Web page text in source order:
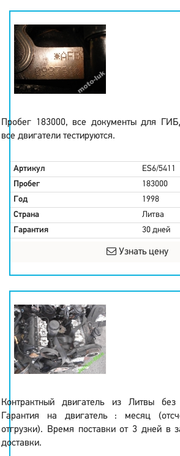
Пробег 183000, все документы для
все двигатели тестируются.
Артикул
ES6/5411
Пробег
183000
Год
1998
Страна
Литва
Гарантия
30 дней
Узнать цену
Контрактный двигатель из Литвы
Гарантия на двигатель : месяц
отгрузки). Время поставки от 3 дней в
доставки.